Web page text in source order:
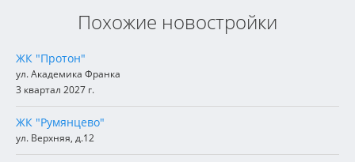
Похожие новостройки
ЖК "Протон"
ул. Академика Франка
3 квартал 2027 г.
ЖК "Румянцево"
ул. Верхняя, д.12